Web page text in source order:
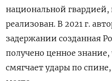
национальной
реализован. В 2021 г.
задержании созданная
получено ценное
смягчает удары по